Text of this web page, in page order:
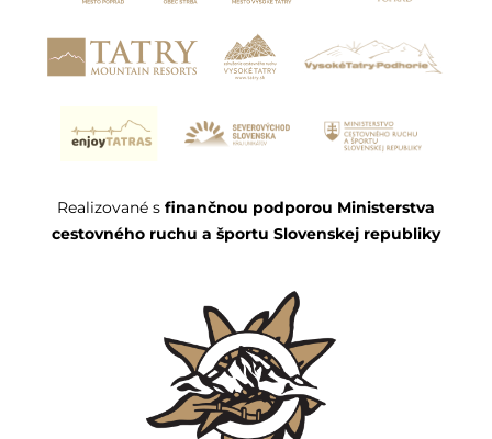
Realizované s finančnou podporou Ministerstva
cestovného ruchu a športu Slovenskej republiky